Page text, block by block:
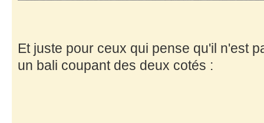
Et juste pour ceux qui pense qu'il n'est
un bali coupant des deux cotés :